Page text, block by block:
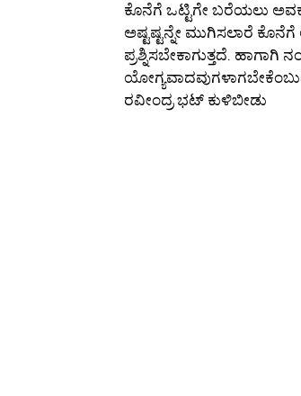
ಕೊನೆಗೆ ಒಟ್ಟಿಗೇ ಬರೆಯಲು
ಅಷ್ಟಷ್ಟನ್ನೇ ಮುಗಿಸಲಾರೆ
ಪ್ರಶ್ನಿಸಬೇಕಾಗುತ್ತದೆ. ಹಾಗಾಗಿ
ರವೀಂದ್ರ ಭಟ್ ಕುಳಿಬೀಡು